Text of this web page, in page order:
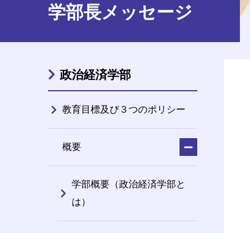
学部長メッセージ
政治経済学部
教育目標及び３つのポリシー
概要
学部概要（政治経済学部と
は）